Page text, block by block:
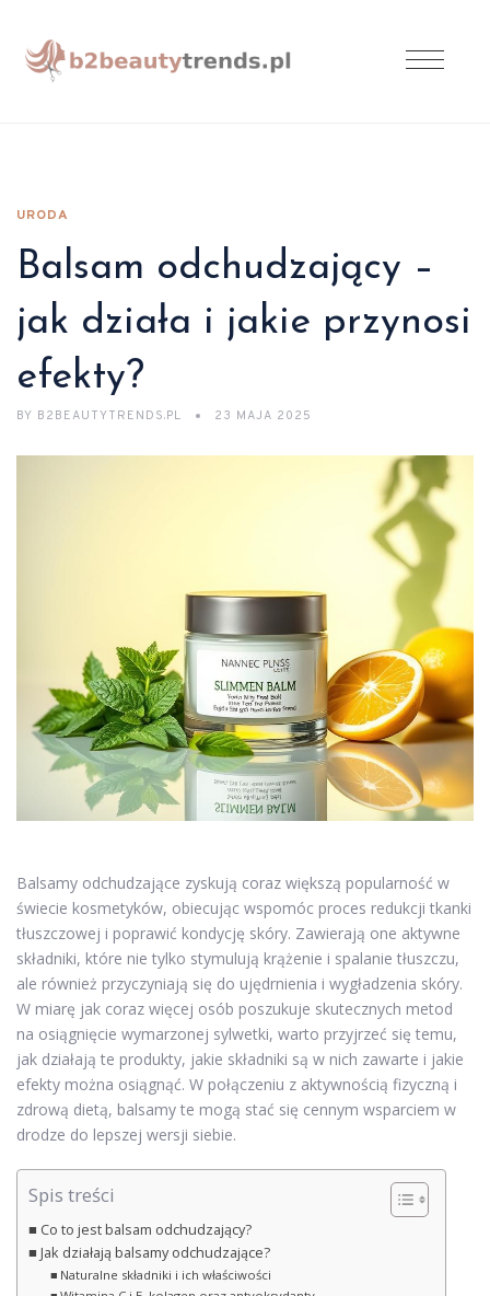
URODA
Balsam odchudzający –
jak działa i jakie przynosi
efekty?
BY B2BEAUTYTRENDS.PL 23 MAJA 2025
Balsamy odchudzające zyskują coraz większą popularność w
świecie kosmetyków, obiecując wspomóc proces redukcji tkanki
tłuszczowej i poprawić kondycję skóry. Zawierają one aktywne
składniki, które nie tylko stymulują krążenie i spalanie tłuszczu,
ale również przyczyniają się do ujędrnienia i wygładzenia skóry.
W miarę jak coraz więcej osób poszukuje skutecznych metod
na osiągnięcie wymarzonej sylwetki, warto przyjrzeć się temu,
jak działają te produkty, jakie składniki są w nich zawarte i jakie
efekty można osiągnąć. W połączeniu z aktywnością fizyczną i
zdrową dietą, balsamy te mogą stać się cennym wsparciem w
drodze do lepszej wersji siebie.
Spis treści
Co to jest balsam odchudzający?
Jak działają balsamy odchudzające?
Naturalne składniki i ich właściwości